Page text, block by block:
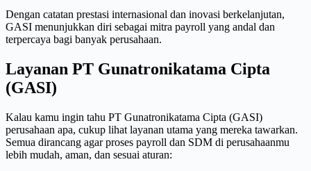
Dengan catatan prestasi internasional dan inovasi berkelanjutan,
GASI menunjukkan diri sebagai mitra payroll yang andal dan
terpercaya bagi banyak perusahaan.
Layanan PT Gunatronikatama Cipta
(GASI)
Kalau kamu ingin tahu PT Gunatronikatama Cipta (GASI)
perusahaan apa, cukup lihat layanan utama yang mereka tawarkan.
Semua dirancang agar proses payroll dan SDM di perusahaanmu
lebih mudah, aman, dan sesuai aturan: